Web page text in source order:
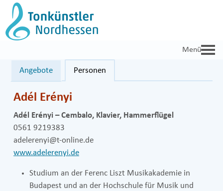
Zum
Inhalt
springen
Angebote Personen
Adél Erényi
Adél Erényi – Cembalo, Klavier, Hammerflügel
0561 9219383
adelerenyi@t-online.de
www.adelerenyi.de
Studium an der Ferenc Liszt Musikakademie in
Budapest und an der Hochschule für Musik und